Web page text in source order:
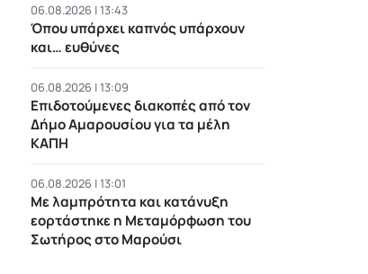
06.08.2026 | 13:43
Όπου υπάρχει καπνός υπάρχουν
και… ευθύνες
06.08.2026 | 13:09
Επιδοτούμενες διακοπές από τον
Δήμο Αμαρουσίου για τα μέλη
ΚΑΠΗ
06.08.2026 | 13:01
Με λαμπρότητα και κατάνυξη
εορτάστηκε η Μεταμόρφωση του
Σωτήρος στο Μαρούσι